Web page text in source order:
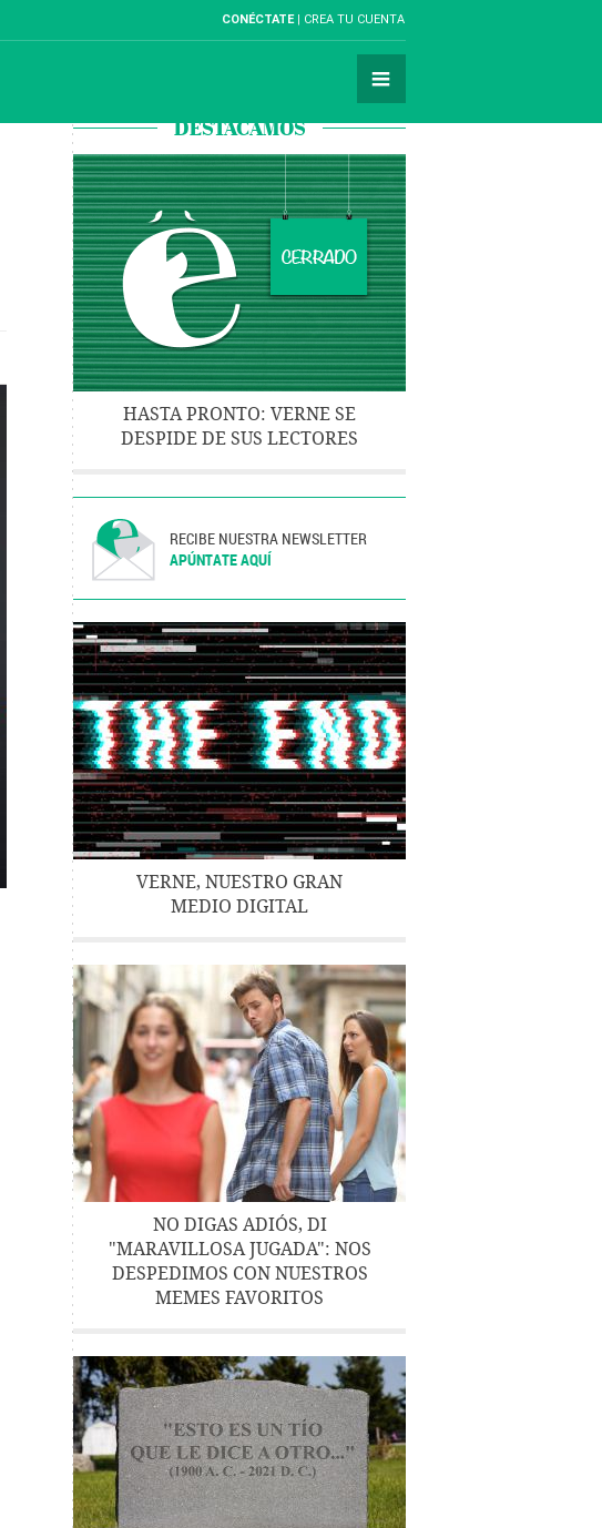
CONÉCTATE CREA TU CUENTA
DESTACAMOS
HASTA PRONTO: VERNE SE
DESPIDE DE SUS LECTORES
RECIBE NUESTRA NEWSLETTER
APÚNTATE AQUÍ
VERNE, NUESTRO GRAN
MEDIO DIGITAL
NO DIGAS ADIÓS, DI
"MARAVILLOSA JUGADA": NOS
DESPEDIMOS CON NUESTROS
MEMES FAVORITOS